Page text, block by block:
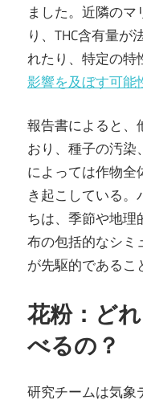
ました。近隣の
り、THC含有量が
れたり、特定の特
影響を及ぼす可能
報告書によると、
おり、種子の汚染
によっては作物全
き起こしている
ちは、季節や地
布の包括的なシミ
が先駆的であるこ
花粉：ど
べるの？
研究チームは気象